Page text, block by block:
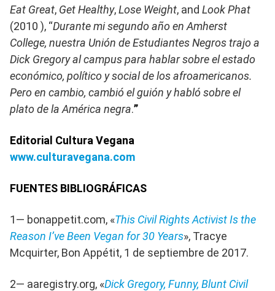
Eat Great, Get Healthy,Lose Weight, and Look Phat
(2010 ), “Durante mi segundo año en Amherst
College, nuestra Unión de Estudiantes Negros trajo a
Dick Gregory al campus para hablar sobre el estado
económico, político y social de los afroamericanos.
Pero en cambio, cambió el guión y habló sobre el
plato de la América negra.”
Editorial Cultura Vegana
www.culturavegana.com
FUENTES BIBLIOGRÁFICAS
1— bonappetit.com, «This Civil Rights Activist Is the
Reason I’ve Been Vegan for 30 Years», Tracye
Mcquirter, Bon Appétit, 1 de septiembre de 2017.
2— aaregistry.org, «Dick Gregory, Funny, Blunt Civil